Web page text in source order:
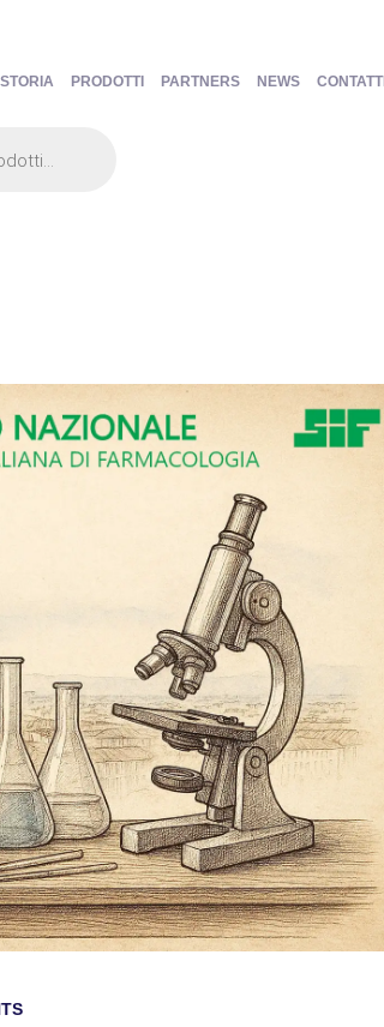
STORIA PRODOTTI PARTNERS NEWS CONTATTI